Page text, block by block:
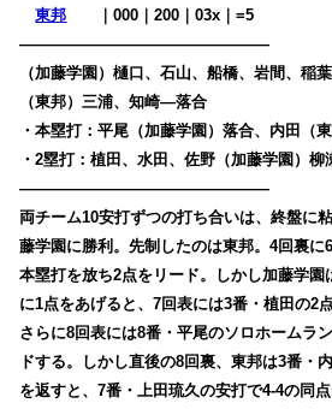
東邦
｜000｜200｜03x｜=5
————————————————
（加藤学園）樋口、石山、船橋、岩間、稲
（東邦）三浦、知崎―落合
・本塁打：平尾（加藤学園）落合、内田（東
・2塁打：植田、水田、佐野（加藤学園）柳
————————————————
両チーム10安打ずつの打ち合いは、終盤に
藤学園に勝利。先制したのは東邦。4回裏に
本塁打を放ち2点をリード。しかし加藤学園
に1点をあげると、7回表には3番・植田の2
さらに8回表には8番・平尾のソロホームラ
ドする。しかし直後の8回裏、東邦は3番・
を返すと、7番・上田琉久の安打で4-4の同